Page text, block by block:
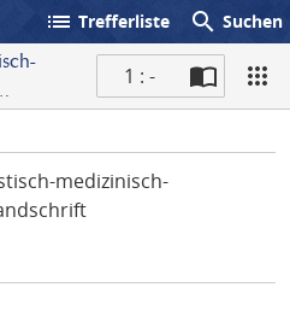
list Trefferliste search Suchen
1 : -
medizinisch-